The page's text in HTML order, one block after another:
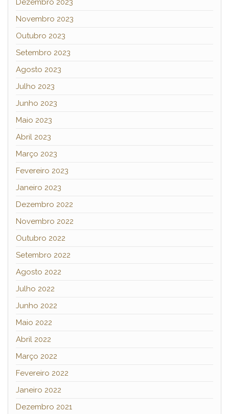
Dezembro 2023
Novembro 2023
Outubro 2023
Setembro 2023
Agosto 2023
Julho 2023
Junho 2023
Maio 2023
Abril 2023
Março 2023
Fevereiro 2023
Janeiro 2023
Dezembro 2022
Novembro 2022
Outubro 2022
Setembro 2022
Agosto 2022
Julho 2022
Junho 2022
Maio 2022
Abril 2022
Março 2022
Fevereiro 2022
Janeiro 2022
Dezembro 2021